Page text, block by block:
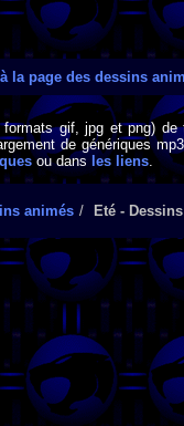
la page des dessins
gif, jpg et png)
de génériques
ou dans les liens
animés Eté -